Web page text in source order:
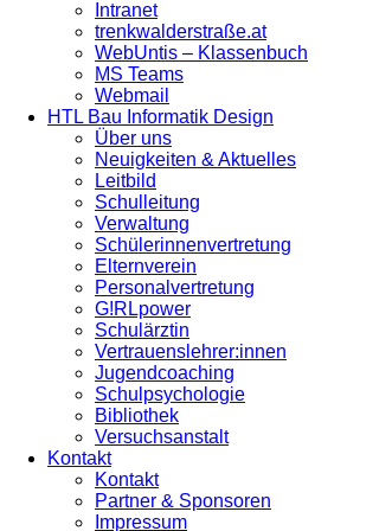
Intranet
trenkwalderstraße.at
WebUntis – Klassenbuch
MS Teams
Webmail
HTL Bau Informatik Design
Über uns
Neuigkeiten & Aktuelles
Leitbild
Schulleitung
Verwaltung
Schülerinnenvertretung
Elternverein
Personalvertretung
G!RLpower
Schulärztin
Vertrauenslehrer:innen
Jugendcoaching
Schulpsychologie
Bibliothek
Versuchsanstalt
Kontakt
Kontakt
Partner & Sponsoren
Impressum